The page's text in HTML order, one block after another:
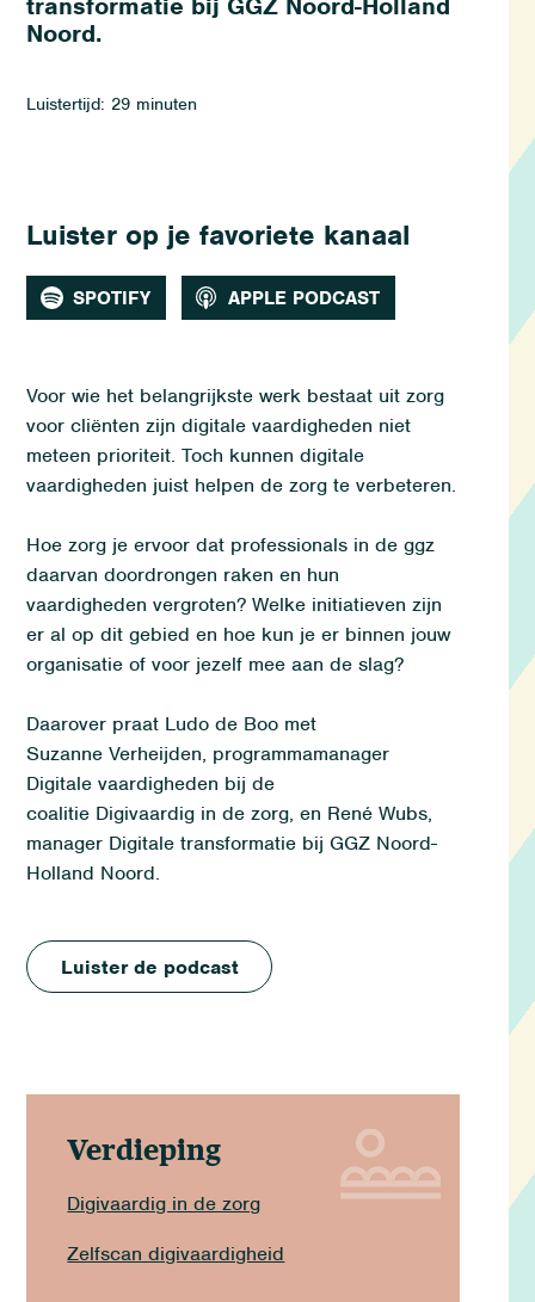
transformatie bij GGZ Noord-Holland
Noord.
Luistertijd: 29 minuten
Luister op je favoriete kanaal
SPOTIFY APPLE PODCAST
Voor wie het belangrijkste werk bestaat uit zorg
voor cliënten zijn digitale vaardigheden niet
meteen prioriteit. Toch kunnen digitale
vaardigheden juist helpen de zorg te verbeteren.
Hoe zorg je ervoor dat professionals in de ggz
daarvan doordrongen raken en hun
vaardigheden vergroten? Welke initiatieven zijn
er al op dit gebied en hoe kun je er binnen jouw
organisatie of voor jezelf mee aan de slag?
Daarover praat Ludo de Boo met
SuzanneVerheijden, programmamanager
Digitale vaardigheden bij de
coalitie Digivaardig in de zorg, en RenéWubs,
manager Digitale transformatie bij GGZ Noord-
Holland Noord.
Luister de podcast
Verdieping
Digivaardig in de zorg
Zelfscan digivaardigheid